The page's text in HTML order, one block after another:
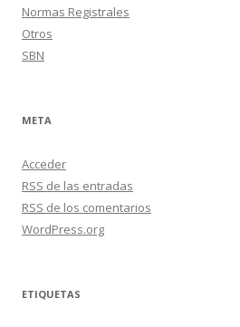
Normas Registrales
Otros
SBN
META
Acceder
RSS de las entradas
RSS de los comentarios
WordPress.org
ETIQUETAS